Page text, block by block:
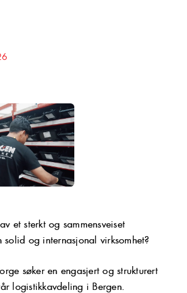
et sterkt og sammensveiset
solid og internasjonal virksomhet?
søker en engasjert og strukturert
logistikkavdeling i Bergen.